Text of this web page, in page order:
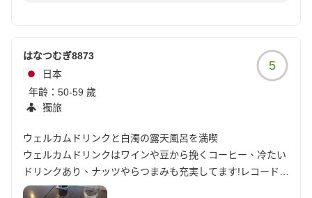
reviewId=33123478534757
が高いでしょうか。ぜひご予定を組んで頂き、お立ち寄
り下さいませ。お待ちしております。
フォートリート+那須高原 スタッフ一同
はなつむぎ8873
日本
年齡： 50-59 歲
獨旅
5
ウェルカムドリンクと白濁の露天風呂を満喫
ウェルカムドリンクはワインや豆から挽くコーヒー、冷たい
ドリンクあり、ナッツやらつまみも充実してます!レコードで
音楽が聴け、雰囲気もよく、お風呂後につい飲み過ぎる程。